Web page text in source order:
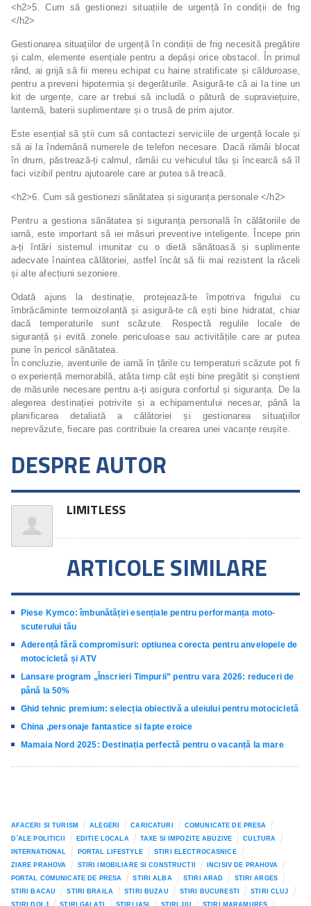
<h2>5. Cum să gestionezi situațiile de urgență în condiții de frig
</h2>
Gestionarea situațiilor de urgență în condiții de frig necesită pregătire
și calm, elemente esențiale pentru a depăși orice obstacol. În primul
rând, ai grijă să fii mereu echipat cu haine stratificate și călduroase,
pentru a preveni hipotermia și degerăturile. Asigură-te că ai la tine un
kit de urgențe, care ar trebui să includă o pătură de supraviețuire,
lanternă, baterii suplimentare și o trusă de prim ajutor.
Este esențial să știi cum să contactezi serviciile de urgență locale și
să ai la îndemână numerele de telefon necesare. Dacă rămâi blocat
în drum, păstrează-ți calmul, rămâi cu vehiculul tău și încearcă să îl
faci vizibil pentru ajutoarele care ar putea să treacă.
<h2>6. Cum să gestionezi sănătatea și siguranța personale </h2>
Pentru a gestiona sănătatea și siguranța personală în călătoriile de
iarnă, este important să iei măsuri preventive inteligente. Începe prin
a-ți întări sistemul imunitar cu o dietă sănătoasă și suplimente
adecvate înaintea călătoriei, astfel încât să fii mai rezistent la răceli
și alte afecțiuni sezoniere.
Odată ajuns la destinație, protejează-te împotriva frigului cu
îmbrăcăminte termoizolantă și asigură-te că ești bine hidratat, chiar
dacă temperaturile sunt scăzute. Respectă regulile locale de
siguranță și evită zonele periculoase sau activitățile care ar putea
pune în pericol sănătatea.
În concluzie, aventurile de iarnă în țările cu temperaturi scăzute pot fi
o experiență memorabilă, atâta timp cât ești bine pregătit și conștient
de măsurile necesare pentru a-ți asigura confortul și siguranța. De la
alegerea destinației potrivite și a echipamentului necesar, până la
planificarea detaliată a călătoriei și gestionarea situațiilor
neprevăzute, fiecare pas contribuie la crearea unei vacanțe reușite.
DESPRE AUTOR
LIMITLESS
ARTICOLE SIMILARE
Piese Kymco: îmbunătățiri esențiale pentru performanța moto-
scuterului tău
Aderență fără compromisuri: optiunea corecta pentru anvelopele de
motocicletă și ATV
Lansare program „Înscrieri Timpurii” pentru vara 2026: reduceri de
până la 50%
Ghid tehnic premium: selecția obiectivă a uleiului pentru motocicletă
China ,personaje fantastice si fapte eroice
Mamaia Nord 2025: Destinația perfectă pentru o vacanță la mare
AFACERI SI TURISM ALEGERI CARICATURI
COMUNICATE DE PRESA
D`ALE POLITICII
EDITIE LOCALA TAXE SI IMPOZITE ABUZIVE
CULTURA
INTERNATIONAL
PORTAL LIFESTYLE
STIRI ELECTROCASNICE
ZIARE PRAHOVA
STIRI IMOBILIARE SI CONSTRUCTII
INCISIV DE PRAHOVA
PORTAL COMUNICATE DE PRESA
STIRI ALBA STIRI ARAD
STIRI ARGES
STIRI BACAU
STIRI BRAILA STIRI BUZAU STIRI BUCURESTI
STIRI CLUJ